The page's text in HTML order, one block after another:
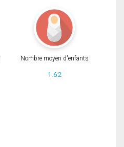
Nombre moyen d'enfants
1.62